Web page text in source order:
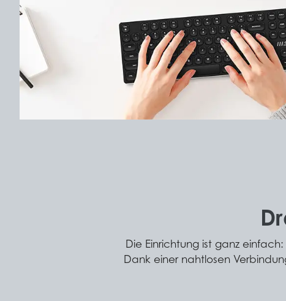
Die Einrichtung ist ganz
Dank einer nahtlosen